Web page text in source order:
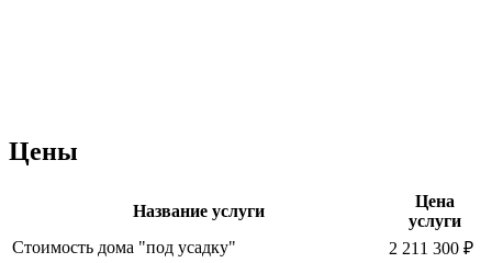
Цены
Название услуги
Цена
услуги
Стоимость дома "под усадку"
2 211 300 ₽